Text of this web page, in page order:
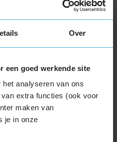
Over
een goed werkende site
analyseren van ons
extra functies (ook voor
maken van
je in onze